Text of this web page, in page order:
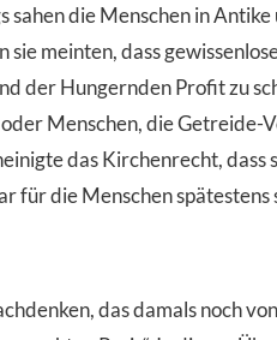
sahen die Menschen in
meinten, dass
der Hungernden Profit zu
Menschen, die Getreide-
das Kirchenrecht, dass
für die Menschen
das damals noch